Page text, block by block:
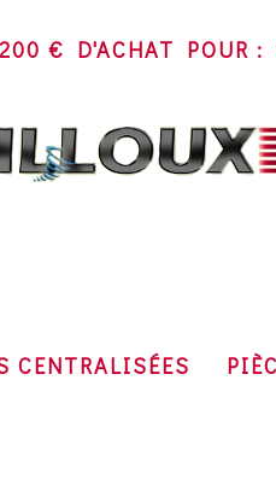
€ D'ACHAT POUR
CENTRALISÉES